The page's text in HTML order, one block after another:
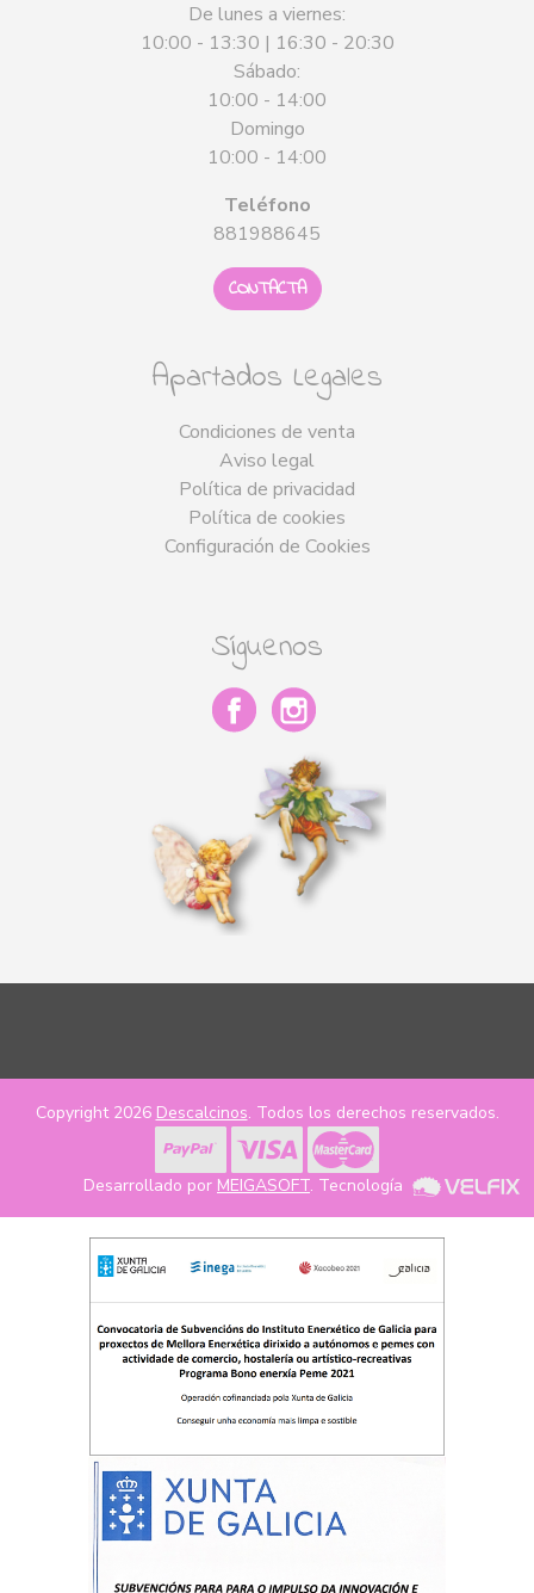
De lunes a viernes:
10:00 - 13:30 | 16:30 - 20:30
Sábado:
10:00 - 14:00
Domingo
10:00 - 14:00
Teléfono
881988645
CONTACTA
Apartados Legales
Condiciones de venta
Aviso legal
Política de privacidad
Política de cookies
Configuración de Cookies
Síguenos
Copyright 2026 Descalcinos. Todos los derechos reservados.
Desarrollado por MEIGASOFT. Tecnología